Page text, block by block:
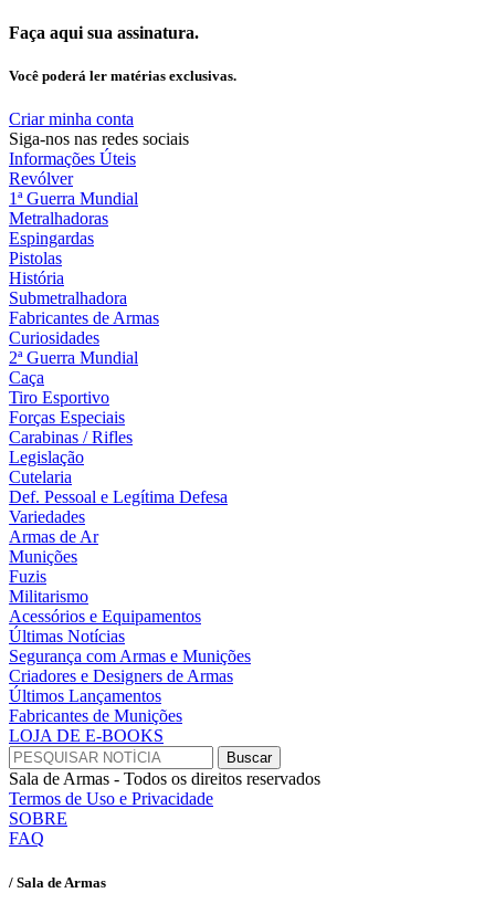
Faça aqui sua assinatura.
Você poderá ler matérias exclusivas.
Criar minha conta
Siga-nos nas redes sociais
Informações Úteis
Revólver
1ª Guerra Mundial
Metralhadoras
Espingardas
Pistolas
História
Submetralhadora
Fabricantes de Armas
Curiosidades
2ª Guerra Mundial
Caça
Tiro Esportivo
Forças Especiais
Carabinas / Rifles
Legislação
Cutelaria
Def. Pessoal e Legítima Defesa
Variedades
Armas de Ar
Munições
Fuzis
Militarismo
Acessórios e Equipamentos
Últimas Notícias
Segurança com Armas e Munições
Criadores e Designers de Armas
Últimos Lançamentos
Fabricantes de Munições
LOJA DE E-BOOKS
Sala de Armas - Todos os direitos reservados
Termos de Uso e Privacidade
SOBRE
FAQ
/ Sala de Armas